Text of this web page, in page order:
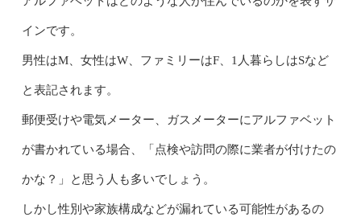
インです。
男性はM、女性はW、ファミリーはF、1人暮らしはSなど
と表記されます。
郵便受けや電気メーター、ガスメーターにアルファベット
が書かれている場合、「点検や訪問の際に業者が付けたの
かな？」と思う人も多いでしょう。
しかし性別や家族構成などが漏れている可能性があるの